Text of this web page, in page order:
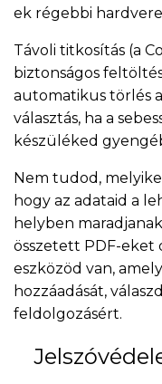
ek régebbi
Távoli titkosítás (a
biztonságos
automatikus törlés
választás, ha a
készüléked
Nem tudod,
hogy az adataid a
helyben
összetett PDF-eket
eszközöd van,
hozzáadását,
feldolgozásért.